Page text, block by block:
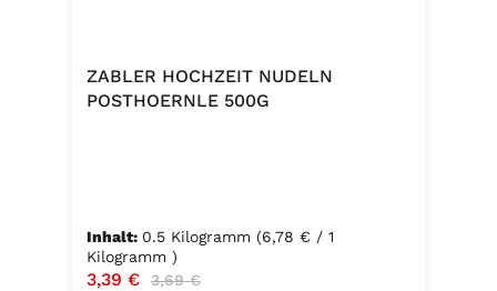
ZABLER HOCHZEIT NUDELN
POSTHOERNLE 500G
Inhalt: 0.5 Kilogramm (6,78 € / 1
Kilogramm )
Verkaufspreis:
3,39 € Regulärer Preis:
3,69 €